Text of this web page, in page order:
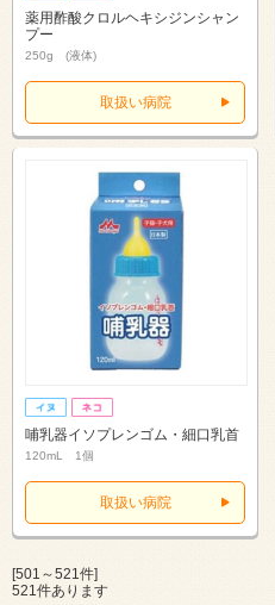
薬用酢酸クロルヘキシジンシャン
プー
250g (液体)
取扱い病院
哺乳器イソプレンゴム・細口乳首
120mL 1個
取扱い病院
[501～521件]
521件あります